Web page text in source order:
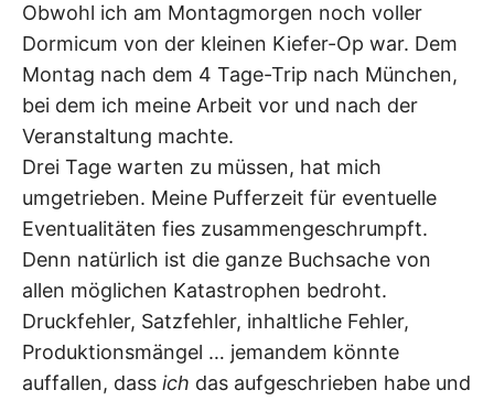
Obwohl ich am Montagmorgen noch voller
Dormicum von der kleinen Kiefer-Op war. Dem
Montag nach dem 4 Tage-Trip nach München,
bei dem ich meine Arbeit vor und nach der
Veranstaltung machte.
Drei Tage warten zu müssen, hat mich
umgetrieben. Meine Pufferzeit für eventuelle
Eventualitäten fies zusammengeschrumpft.
Denn natürlich ist die ganze Buchsache von
allen möglichen Katastrophen bedroht.
Druckfehler, Satzfehler, inhaltliche Fehler,
Produktionsmängel … jemandem könnte
auffallen, dass ich das aufgeschrieben habe und